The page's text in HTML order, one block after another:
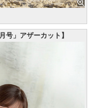
号」アザーカット】